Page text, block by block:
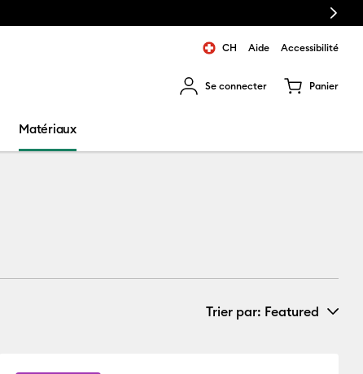
Next
CH Aide Accessibilité
Se connecter Panier
Matériaux
Trier par: Featured